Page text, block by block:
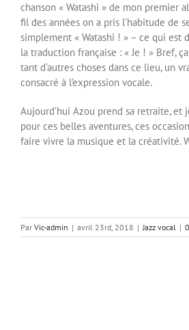
chanson « Watashi » de mon premier
fil des années on a pris l’habitude de
simplement « Watashi ! » – ce qui est
la traduction française : « Je ! » Bref,
tant d’autres choses dans ce lieu, un
consacré à l’expression vocale.
Aujourd’hui Azou prend sa retraite, et
pour ces belles aventures, ces
faire vivre la musique et la créativité.
Par Vic-admin | avril 23rd, 2018 | Jazz vocal |